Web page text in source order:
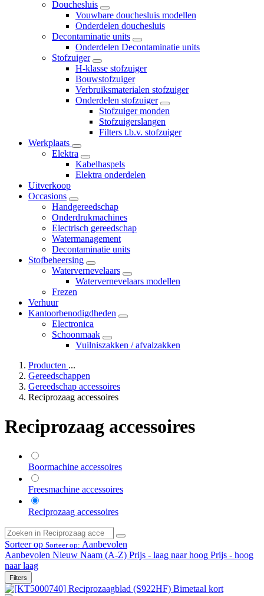
Douchesluis
Vouwbare douchesluis modellen
Onderdelen douchesluis
Decontaminatie units
Onderdelen Decontaminatie units
Stofzuiger
H-klasse stofzuiger
Bouwstofzuiger
Verbruiksmaterialen stofzuiger
Onderdelen stofzuiger
Stofzuiger monden
Stofzuigerslangen
Filters t.b.v. stofzuiger
Werkplaats
Elektra
Kabelhaspels
Elektra onderdelen
Uitverkoop
Occasions
Handgereedschap
Onderdrukmachines
Electrisch gereedschap
Watermanagement
Decontaminatie units
Stofbeheersing
Watervernevelaars
Watervernevelaars modellen
Frezen
Verhuur
Kantoorbenodigdheden
Electronica
Schoonmaak
Vuilniszakken / afvalzakken
Producten ...
Gereedschappen
Gereedschap accessoires
Reciprozaag accessoires
Reciprozaag accessoires
Boormachine accessoires
Freesmachine accessoires
Reciprozaag accessoires
Sorteer op Sorteer op: Aanbevolen
Aanbevolen Nieuw Naam (A-Z) Prijs - laag naar hoog Prijs - hoog
naar laag
Filters